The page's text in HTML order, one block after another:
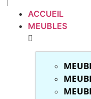
ACCUEIL
MEUBLES